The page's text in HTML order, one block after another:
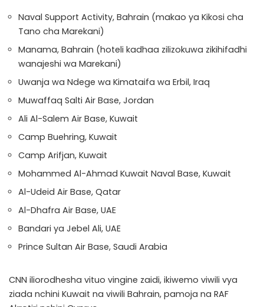
Naval Support Activity, Bahrain (makao ya Kikosi cha
Tano cha Marekani)
Manama, Bahrain (hoteli kadhaa zilizokuwa zikihifadhi
wanajeshi wa Marekani)
Uwanja wa Ndege wa Kimataifa wa Erbil, Iraq
Muwaffaq Salti Air Base, Jordan
Ali Al-Salem Air Base, Kuwait
Camp Buehring, Kuwait
Camp Arifjan, Kuwait
Mohammed Al-Ahmad Kuwait Naval Base, Kuwait
Al-Udeid Air Base, Qatar
Al-Dhafra Air Base, UAE
Bandari ya Jebel Ali, UAE
Prince Sultan Air Base, Saudi Arabia
CNN iliorodhesha vituo vingine zaidi, ikiwemo viwili vya
ziada nchini Kuwait na viwili Bahrain, pamoja na RAF